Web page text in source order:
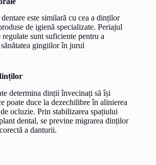
este similară cu cea a dinților
de igienă specializate. Periajul
sunt suficiente pentru a
gingiilor în jurul
determina dinții învecinați să își
poate duce la dezechilibre în alinierea
ocluzie. Prin stabilizarea spațiului
dental, se previne migrarea dinților
a danturii.